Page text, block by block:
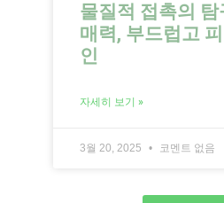
물질적 접촉의 탐
매력, 부드럽고
인
자세히 보기 »
3월 20, 2025 코멘트 없음